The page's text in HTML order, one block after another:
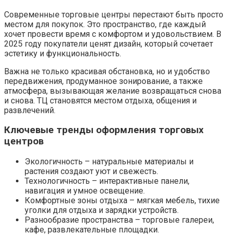
Современные торговые центры перестают быть просто
местом для покупок. Это пространство, где каждый
хочет провести время с комфортом и удовольствием. В
2025 году покупатели ценят дизайн, который сочетает
эстетику и функциональность.
Важна не только красивая обстановка, но и удобство
передвижения, продуманное зонирование, а также
атмосфера, вызывающая желание возвращаться снова
и снова. ТЦ становятся местом отдыха, общения и
развлечений.
Ключевые тренды оформления торговых
центров
Экологичность – натуральные материалы и
растения создают уют и свежесть.
Технологичность – интерактивные панели,
навигация и умное освещение.
Комфортные зоны отдыха – мягкая мебель, тихие
уголки для отдыха и зарядки устройств.
Разнообразие пространства – торговые галереи,
кафе, развлекательные площадки.